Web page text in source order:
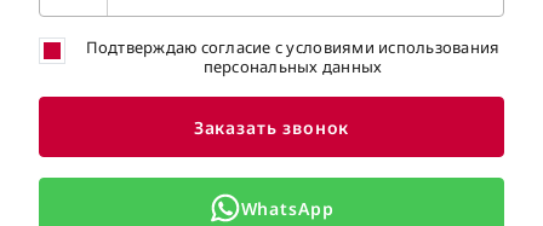
Подтверждаю согласие с условиями использования
персональных данных
Заказать звонок
WhatsApp